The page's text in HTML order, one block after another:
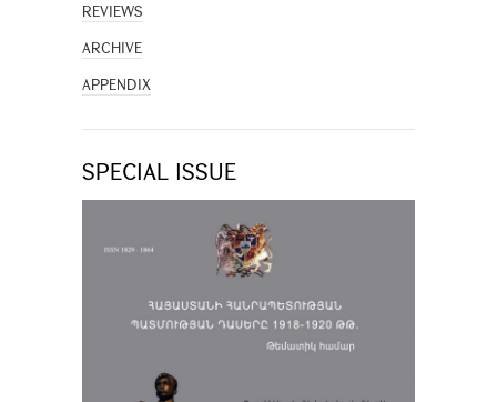
REVIEWS
ARCHIVE
APPENDIX
SPECIAL ISSUE